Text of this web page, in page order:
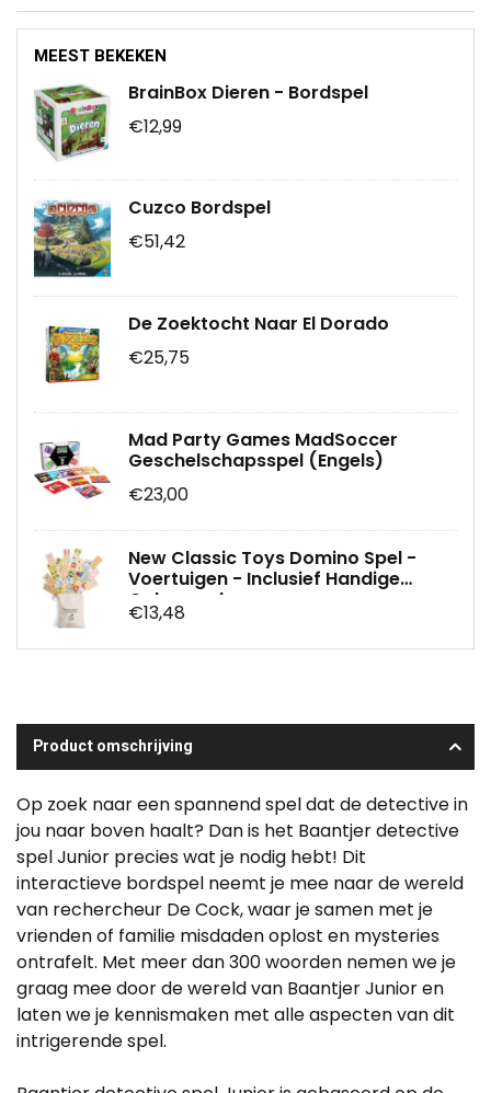
MEEST BEKEKEN
BrainBox Dieren - Bordspel
€12,99
Cuzco Bordspel
€51,42
De Zoektocht Naar El Dorado
€25,75
Mad Party Games MadSoccer
Geschelschapsspel (Engels)
€23,00
New Classic Toys Domino Spel -
Voertuigen - Inclusief Handige
Opbergzak
€13,48
Product omschrijving
Op zoek naar een spannend spel dat de detective in
jou naar boven haalt? Dan is het Baantjer detective
spel Junior precies wat je nodig hebt! Dit
interactieve bordspel neemt je mee naar de wereld
van rechercheur De Cock, waar je samen met je
vrienden of familie misdaden oplost en mysteries
ontrafelt. Met meer dan 300 woorden nemen we je
graag mee door de wereld van Baantjer Junior en
laten we je kennismaken met alle aspecten van dit
intrigerende spel.